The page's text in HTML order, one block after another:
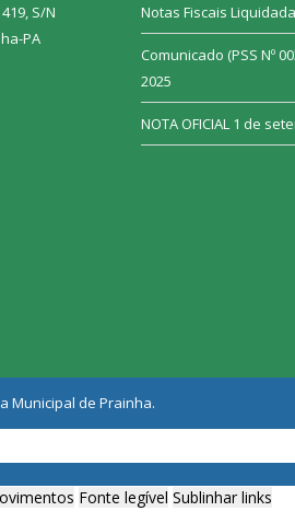
S/N
PA
Notas Fiscais
Comunicado (PSS Nº
2025
NOTA OFICIAL 1 de
Municipal de Prainha.
Fonte legível Sublinhar links